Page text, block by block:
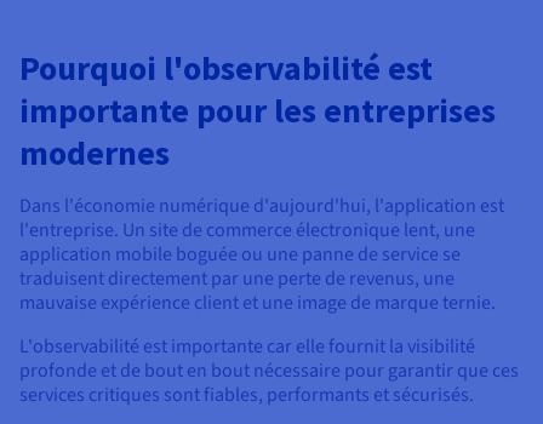
Pourquoi l'observabilité est
importante pour les entreprises
modernes
Dans l'économie numérique d'aujourd'hui, l'application est
l'entreprise. Un site de commerce électronique lent, une
application mobile boguée ou une panne de service se
traduisent directement par une perte de revenus, une
mauvaise expérience client et une image de marque ternie.
L'observabilité est importante car elle fournit la visibilité
profonde et de bout en bout nécessaire pour garantir que ces
services critiques sont fiables, performants et sécurisés.